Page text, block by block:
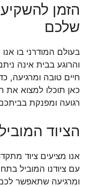
הזמן
שלכם
בעולם המודרני בו
והרוגע בבית אינה
חיים טובה ומרגיעה,
כאן תוכלו למצוא את
רגועה ומפנקת
הציוד
אנו מציעים ציוד
עם ציודנו המוביל
ומרגיעה שתאפשר